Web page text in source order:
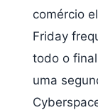
comércio
Friday
todo o
uma